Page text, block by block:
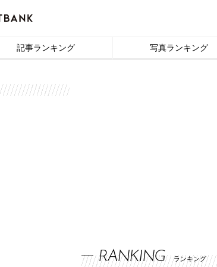
記事ランキング 写真ランキング
RANKING ランキング